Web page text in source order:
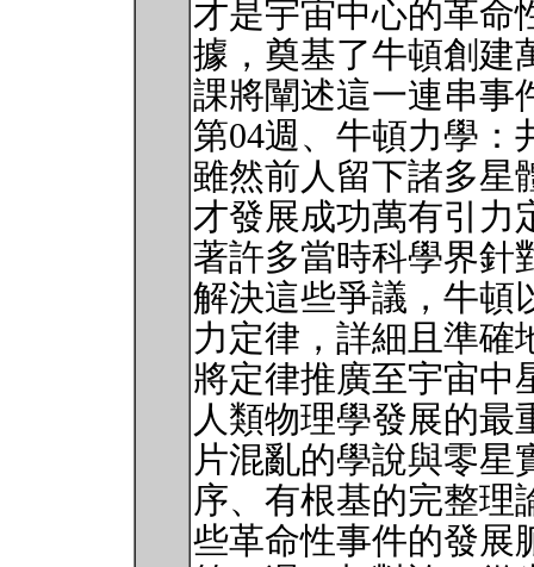
才是宇宙中心的革命
據，奠基了牛頓創建
課將闡述這一連串事
第04週、牛頓力學：
雖然前人留下諸多星
才發展成功萬有引力
著許多當時科學界針
解決這些爭議，牛頓
力定律，詳細且準確
將定律推廣至宇宙中
人類物理學發展的最
片混亂的學說與零星
序、有根基的完整理
些革命性事件的發展